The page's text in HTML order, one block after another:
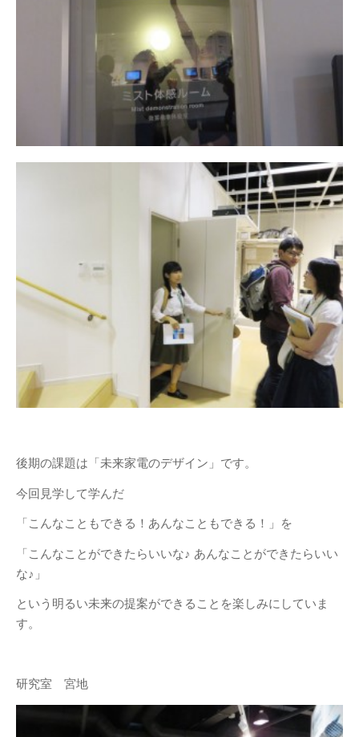
後期の課題は「未来家電のデザイン」です。
今回見学して学んだ
「こんなこともできる！あんなこともできる！」を
「こんなことができたらいいな♪ あんなことができたらいい
な♪」
という明るい未来の提案ができることを楽しみにしていま
す。
研究室 宮地